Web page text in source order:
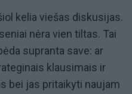
kelia viešas diskusijas.
nėra vien tiltas. Tai
supranta save: ar
klausimais ir
bei jas pritaikyti naujam